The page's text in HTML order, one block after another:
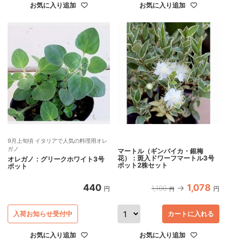
お気に入り追加 お気に入り追加
9月上旬頃 イタリアで人気の料理用オレ
ガノ
オレガノ：グリークホワイト3号
ポット
440 円
お気に入り追加
入荷お知らせ受付中
マートル（ギンバイカ・銀梅
花）：斑入ドワーフマートル3号
ポット2株セット
1,100 円 1,078 円
カートに入れる
お気に入り追加